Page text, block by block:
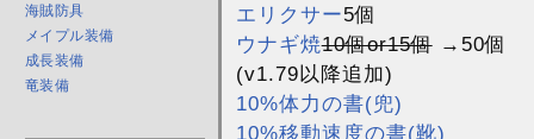
海賊防具
メイプル装備
成長装備
竜装備
エリクサー5個
ウナギ焼10個or15個→50個
(v1.79以降追加)
10%体力の書(兜)
10%移動速度の書(靴)